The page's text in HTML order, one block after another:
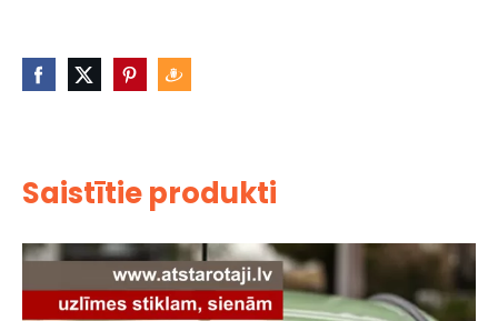
Saistītie produkti